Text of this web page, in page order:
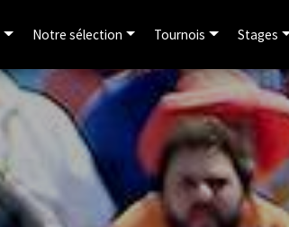
Notre sélection Tournois Stages